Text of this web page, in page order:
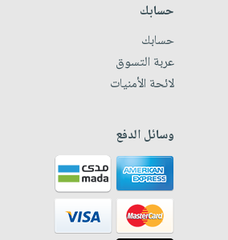
حسابك
حسابك
عربة التسوق
لائحة الأمنيات
وسائل الدفع